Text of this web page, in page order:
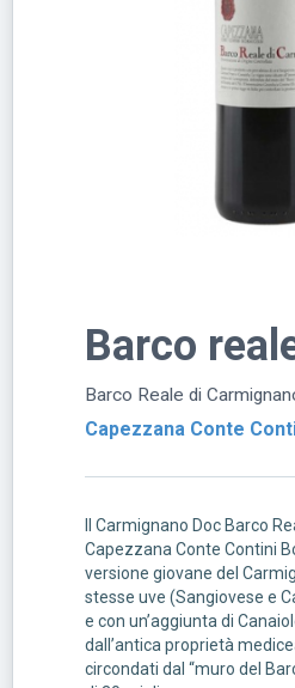
Barco
Barco Reale di
Capezzana Conte
Il Carmignano Doc Barco
Capezzana Conte Contini
versione giovane del
stesse uve (Sangiovese e
e con un’aggiunta di
dall’antica proprietà
circondati dal “muro del